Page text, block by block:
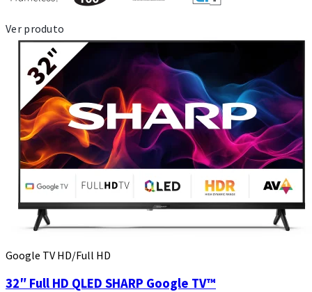
Ver produto
Google TV HD/Full HD
32″ Full HD QLED SHARP Google TV™